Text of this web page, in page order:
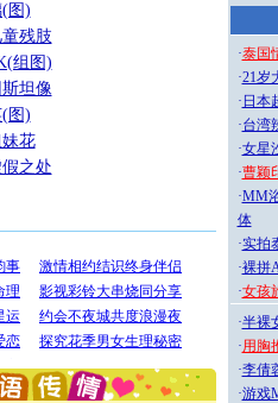
图)
残肢
组图)
坦像
图)
花
之处
：千万快乐！千万要健康！千万
会想起你,而是这样的日子才
你,圣诞要快乐!新年要快乐!天
,在这个特别的日子里,愿幸福,
的祝愿与你同在.圣诞快乐!
看不到你我要充电；没有你我会
你是我事业，抱你是我特长，吻
·泰国
·21岁
· 日本
·台湾
·女星
·曹颖
·MM
体
·实拍
·裸拼
·女孩
·半裸
·用胸
·李倩
·游戏